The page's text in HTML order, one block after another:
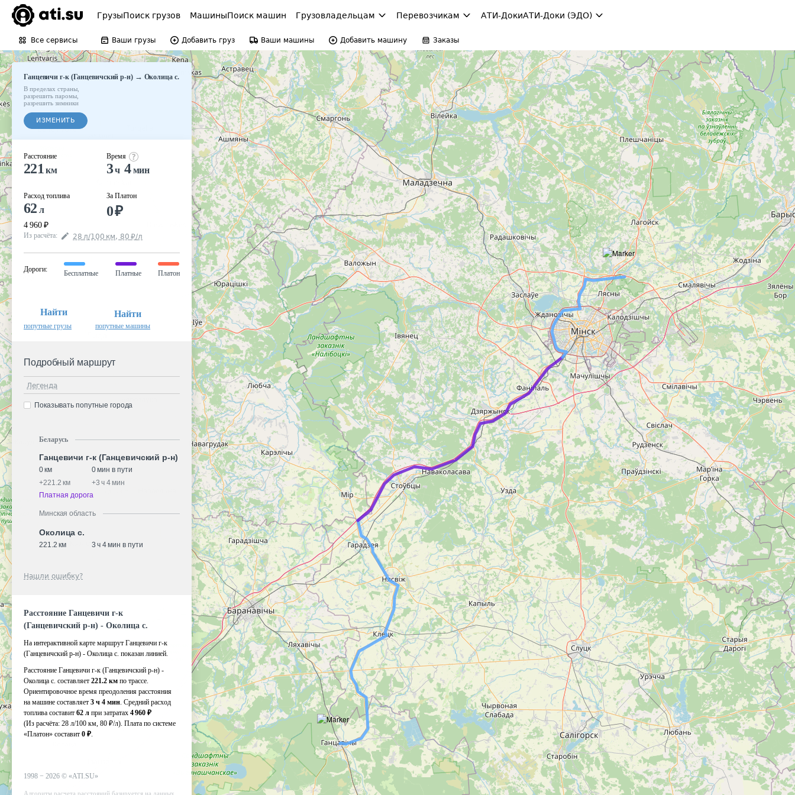
ГрузыПоиск грузов МашиныПоиск машин Грузовладельцам Перевозчикам АТИ-ДокиАТИ-Доки (ЭДО)
Все сервисы Ваши грузы Добавить груз Ваши машины Добавить машину Заказы
Ганцевичи г-к (Ганцевичский р-н)→ Околица с.
В пределах страны
разрешить паромы
разрешить зимники
ИЗМЕНИТЬ
Расстояние
221 км
Расход топлива
62 л
4 960 ₽
Время
3ч 4мин
За Платон
0₽
Из расчёта: 28 л/100 км, 80 ₽/л
Дороги:
Бесплатные Платные Платон
Найти
попутные грузы
Найти
попутные машины
Подробный маршрут
Легенда
Показывать попутные города
Беларусь
Ганцевичи г-к (Ганцевичский р-н)
0 км
0 мин в пути
+221.2 км +3 ч 4 мин
Платная дорога
Минская область
Околица с.
221.2 км 3 ч 4 мин в пути
Нашли ошибку?
Расстояние Ганцевичи г-к
(Ганцевичский р-н) - Околица с.
На интерактивной карте маршрут Ганцевичи г-к
(Ганцевичский р-н) - Околица с. показан линией.
Расстояние Ганцевичи г-к (Ганцевичский р-н) -
Околица с. составляет 221.2 км по трассе.
Ориентировочное время преодоления расстояния
на машине составляет 3 ч 4 мин. Средний расход
топлива составит 62 л при затратах 4 960 ₽
(Из расчёта: 28 л/100 км, 80 ₽/л). Плата по системе
«Платон» составит 0 ₽.
1998 − 2026 © «ATI.SU»
Алгоритм расчета расстояний базируется на данных,